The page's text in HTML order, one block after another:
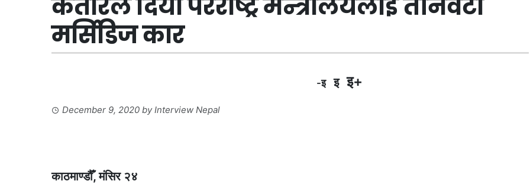
मर्सिडिज कार
-इ इ इ+
December 9, 2020 byInterview Nepal
काठमाण्डौँ, मंसिर २४